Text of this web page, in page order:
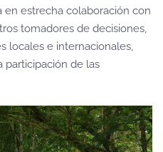
en estrecha colaboración con
tomadores de decisiones,
locales e internacionales,
participación de las